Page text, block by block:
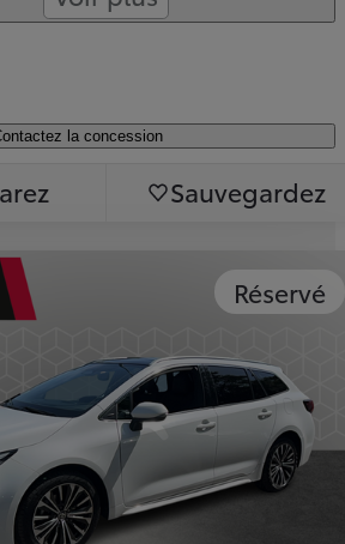
la concession
Sauvegardez
Réservé